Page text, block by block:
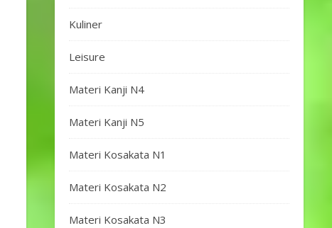
Kuliner
Leisure
Materi Kanji N4
Materi Kanji N5
Materi Kosakata N1
Materi Kosakata N2
Materi Kosakata N3